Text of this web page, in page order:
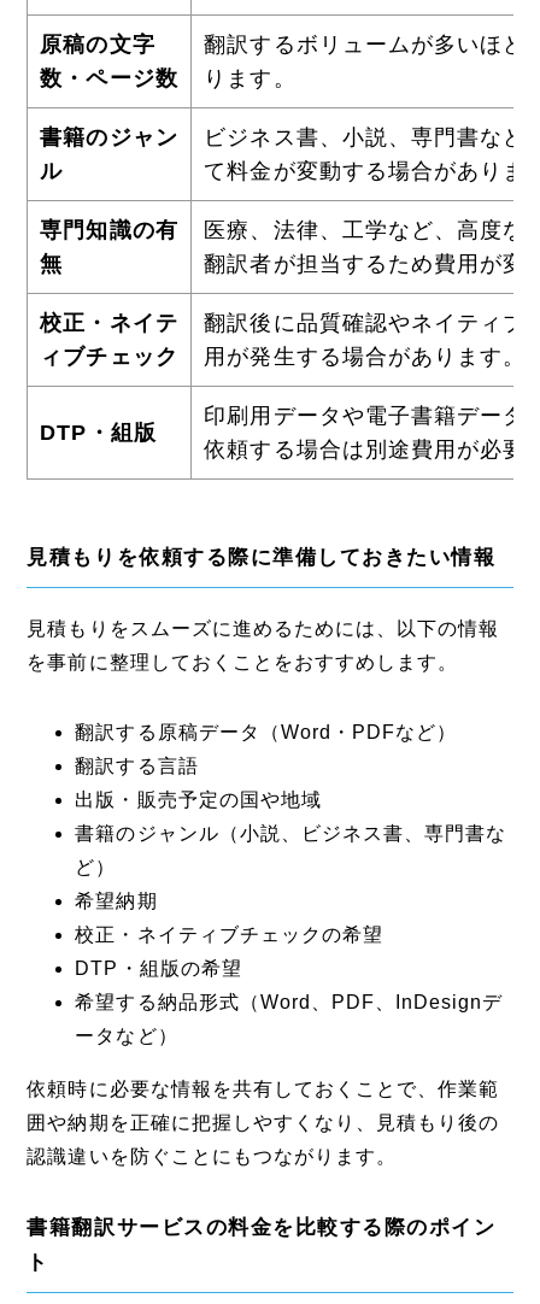
原稿の文字
数・ページ数
翻訳するボリュームが多いほど
ります。
書籍のジャン
ル
ビジネス書、小説、専門書など
て料金が変動する場合がありま
専門知識の有
無
医療、法律、工学など、高度な
翻訳者が担当するため費用が変
校正・ネイテ
ィブチェック
翻訳後に品質確認やネイティブ
用が発生する場合があります。
DTP・組版
印刷用データや電子書籍データ
依頼する場合は別途費用が必要
見積もりを依頼する際に準備しておきたい情報
見積もりをスムーズに進めるためには、以下の情報
を事前に整理しておくことをおすすめします。
翻訳する原稿データ（Word・PDFなど）
翻訳する言語
出版・販売予定の国や地域
書籍のジャンル（小説、ビジネス書、専門書な
ど）
希望納期
校正・ネイティブチェックの希望
DTP・組版の希望
希望する納品形式（Word、PDF、InDesignデ
ータなど）
依頼時に必要な情報を共有しておくことで、作業範
囲や納期を正確に把握しやすくなり、見積もり後の
認識違いを防ぐことにもつながります。
書籍翻訳サービスの料金を比較する際のポイン
ト